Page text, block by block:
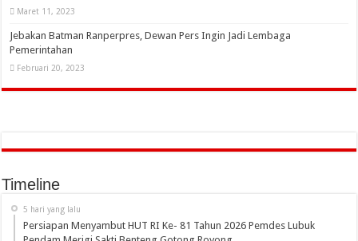
Maret 11, 2023
Jebakan Batman Ranperpres, Dewan Pers Ingin Jadi Lembaga
Pemerintahan
Februari 20, 2023
Timeline
5 hari yang lalu
Persiapan Menyambut HUT RI Ke- 81 Tahun 2026 Pemdes Lubuk